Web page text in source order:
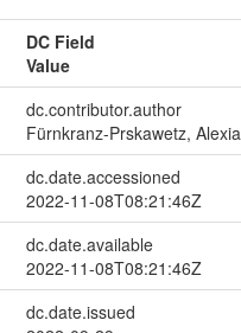
DC Field
Value
dc.contributor.author
Fürnkranz-Prskawetz, Alexia
dc.date.accessioned
2022-11-08T08:21:46Z
dc.date.available
2022-11-08T08:21:46Z
dc.date.issued